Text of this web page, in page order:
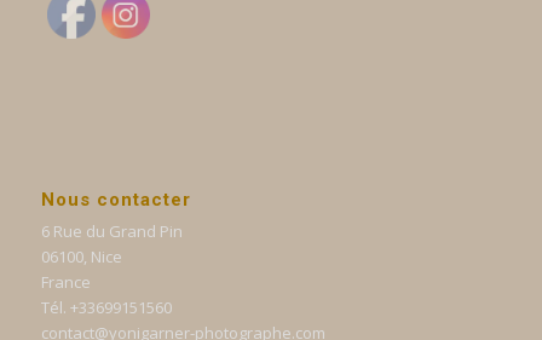
Nous contacter
6 Rue du Grand Pin
06100, Nice
France
Tél. +33699151560
contact@yonigarner-photographe.com